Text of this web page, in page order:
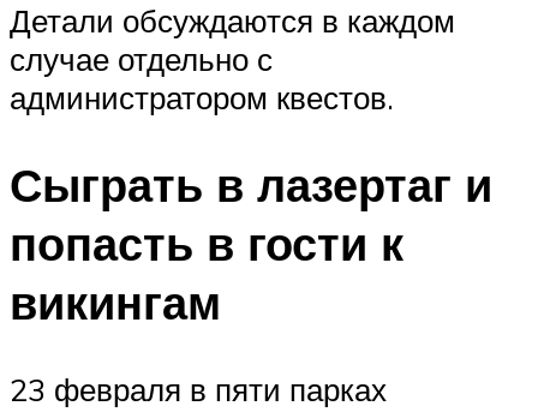
Детали обсуждаются в каждом
случае отдельно с
администратором квестов.
Сыграть в лазертаг и
попасть в гости к
викингам
23 февраля в пяти парках